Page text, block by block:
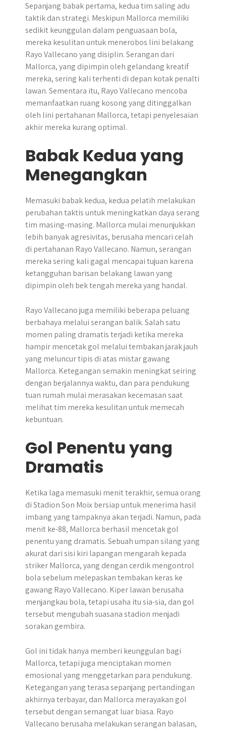
Sepanjang babak pertama, kedua tim saling adu
taktik dan strategi. Meskipun Mallorca memiliki
sedikit keunggulan dalam penguasaan bola,
mereka kesulitan untuk menerobos lini belakang
Rayo Vallecano yang disiplin. Serangan dari
Mallorca, yang dipimpin oleh gelandang kreatif
mereka, sering kali terhenti di depan kotak penalti
lawan. Sementara itu, Rayo Vallecano mencoba
memanfaatkan ruang kosong yang ditinggalkan
oleh lini pertahanan Mallorca, tetapi penyelesaian
akhir mereka kurang optimal.
Babak Kedua yang
Menegangkan
Memasuki babak kedua, kedua pelatih melakukan
perubahan taktis untuk meningkatkan daya serang
tim masing-masing. Mallorca mulai menunjukkan
lebih banyak agresivitas, berusaha mencari celah
di pertahanan Rayo Vallecano. Namun, serangan
mereka sering kali gagal mencapai tujuan karena
ketangguhan barisan belakang lawan yang
dipimpin oleh bek tengah mereka yang handal.
Rayo Vallecano juga memiliki beberapa peluang
berbahaya melalui serangan balik. Salah satu
momen paling dramatis terjadi ketika mereka
hampir mencetak gol melalui tembakan jarak jauh
yang meluncur tipis di atas mistar gawang
Mallorca. Ketegangan semakin meningkat seiring
dengan berjalannya waktu, dan para pendukung
tuan rumah mulai merasakan kecemasan saat
melihat tim mereka kesulitan untuk memecah
kebuntuan.
Gol Penentu yang
Dramatis
Ketika laga memasuki menit terakhir, semua orang
di Stadion Son Moix bersiap untuk menerima hasil
imbang yang tampaknya akan terjadi. Namun, pada
menit ke-88, Mallorca berhasil mencetak gol
penentu yang dramatis. Sebuah umpan silang yang
akurat dari sisi kiri lapangan mengarah kepada
striker Mallorca, yang dengan cerdik mengontrol
bola sebelum melepaskan tembakan keras ke
gawang Rayo Vallecano. Kiper lawan berusaha
menjangkau bola, tetapi usaha itu sia-sia, dan gol
tersebut mengubah suasana stadion menjadi
sorakan gembira.
Gol ini tidak hanya memberi keunggulan bagi
Mallorca, tetapi juga menciptakan momen
emosional yang menggetarkan para pendukung.
Ketegangan yang terasa sepanjang pertandingan
akhirnya terbayar, dan Mallorca merayakan gol
tersebut dengan semangat luar biasa. Rayo
Vallecano berusaha melakukan serangan balasan,